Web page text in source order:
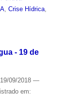
, Crise Hídrica,
- 19 de
09/2018 —
em: